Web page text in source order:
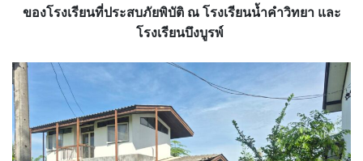
วิสัยทัศน์และพันธกิจ
หน้าที่และอำนาจ
แผนพัฒนาคุณภาพการศึกษาขั้นพื้นฐานพ.ศ.2561-2564
แผนพัฒนาคุณภาพการศึกษาขั้นพื้นฐาน พ.ศ.2565-2567
ข้อมูลผู้บริหาร
กลุ่มบริหารงานการเงินและสินทรัพย์
กลุ่มบริหารงานบุคคล
วิเคราะห์ผลสอบ O-NET 2565
วิเคราะห์ผลสอบ O-NET 2567
AMSS++
คู่มือ AMSS++
สายตรง ผอ.เขต
ของโรงเรียนที่ประสบภัยพิบัติ ณ โรงเรียนน้ำคำวิทยา และ
โรงเรียนบึงบูรพ์